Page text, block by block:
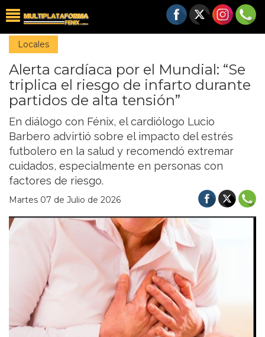
Locales
Alerta cardíaca por el Mundial: “Se
triplica el riesgo de infarto durante
partidos de alta tensión”
En diálogo con Fénix, el cardiólogo Lucio
Barbero advirtió sobre el impacto del estrés
futbolero en la salud y recomendó extremar
cuidados, especialmente en personas con
factores de riesgo.
Martes 07 de Julio de 2026